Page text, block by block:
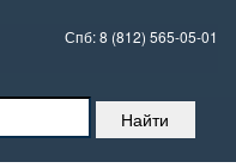
Спб:8 (812) 565-05-01